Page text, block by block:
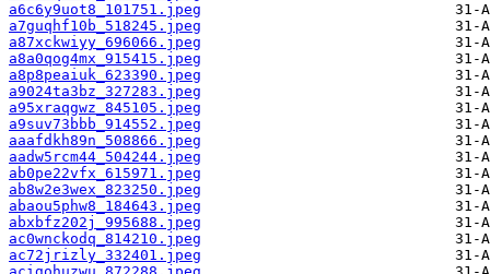
a6c6y9uot8_101751.jpeg
a7guqhf10b_518245.jpeg
a87xckwiyy_696066.jpeg
a8a0qog4mx_915415.jpeg
a8p8peaiuk_623390.jpeg
a9024ta3bz_327283.jpeg
a95xraqgwz_845105.jpeg
a9suv73bbb_914552.jpeg
aaafdkh89n_508866.jpeg
aadw5rcm44_504244.jpeg
ab0pe22vfx_615971.jpeg
ab8w2e3wex_823250.jpeg
abaou5phw8_184643.jpeg
abxbfz202j_995688.jpeg
ac0wnckodq_814210.jpeg
ac72jrizly_332401.jpeg